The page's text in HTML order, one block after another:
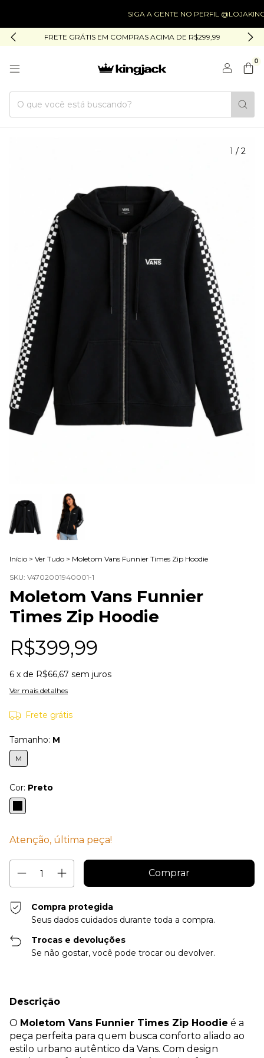
SIGA A GENTE NO PERFIL @LOJAKINGJACK
FRETE GRÁTIS EM COMPRAS ACIMA DE R$299,99
0
1 / 2
Início > Ver Tudo > Moletom Vans Funnier Times Zip Hoodie
SKU: V4702001940001-1
Moletom Vans Funnier
Times Zip Hoodie
R$399,99
6 x de R$66,67 sem juros
Ver mais detalhes
Frete grátis
Tamanho: M
M
Cor: Preto
Atenção, última peça!
Compra protegida
Seus dados cuidados durante toda a compra.
Trocas e devoluções
Se não gostar, você pode trocar ou devolver.
Descrição
O Moletom Vans Funnier Times Zip Hoodie é a
peça perfeita para quem busca conforto aliado ao
estilo urbano autêntico da Vans. Com design